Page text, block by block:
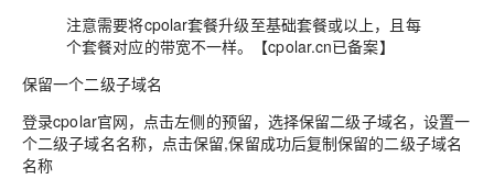
注意需要将cpolar套餐升级至基础套餐或以上，且每
个套餐对应的带宽不一样。【cpolar.cn已备案】
保留一个二级子域名
登录cpolar官网，点击左侧的预留，选择保留二级子域名，设置一
个二级子域名名称，点击保留,保留成功后复制保留的二级子域名
名称